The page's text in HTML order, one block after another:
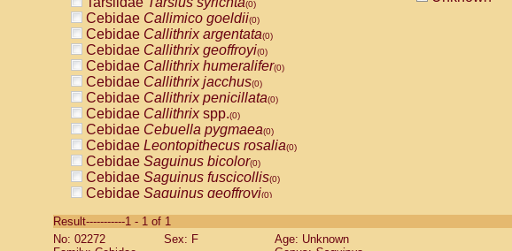
(0)
Cebidae Callimico goeldii(0)
Cebidae Callithrix argentata(0)
Cebidae Callithrix geoffroyi(0)
Cebidae Callithrix humeralifer(0)
Cebidae Callithrix jacchus(0)
Cebidae Callithrix penicillata(0)
Cebidae Callithrixspp.(0)
Cebidae Cebuella pygmaea(0)
Cebidae Leontopithecus rosalia(0)
Cebidae Saguinus bicolor(0)
Cebidae Saguinus fuscicollis(0)
Cebidae Saguinus geoffroyi(0)
CebidaeSaguinus labiatus(0)
Cebidae Saguinus leucopus (0)
Result-----------1 - 1 of 1
No: 02272
Sex: F
Age: Unknown